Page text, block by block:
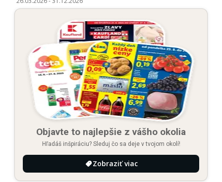
Objavte to najlepšie z vášho okolia
Hľadáš inšpiráciu? Sleduj čo sa deje v tvojom okolí!
Zobraziť viac